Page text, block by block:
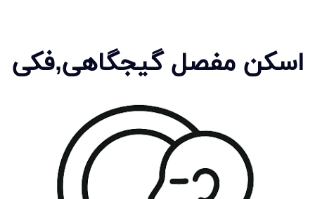
اسکن مفصل گیجگاهی,فکی